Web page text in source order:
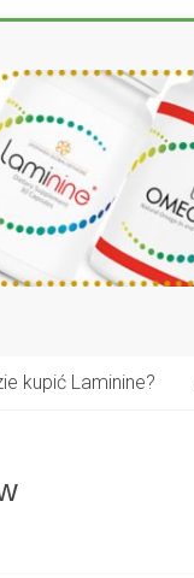
kupić Laminine?